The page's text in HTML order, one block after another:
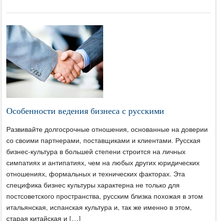
Особенности ведения бизнеса с русскими
Развивайте долгосрочные отношения, основанные на доверии
со своими партнерами, поставщиками и клиентами. Русская
бизнес-культура в большей степени строится на личных
симпатиях и антипатиях, чем на любых других юридических
отношениях, формальных и технических факторах. Эта
специфика бизнес культуры характерна не только для
постсоветского пространства, русским близка похожая в этом
итальянская, испанская культура и, так же именно в этом,
старая китайская и […]